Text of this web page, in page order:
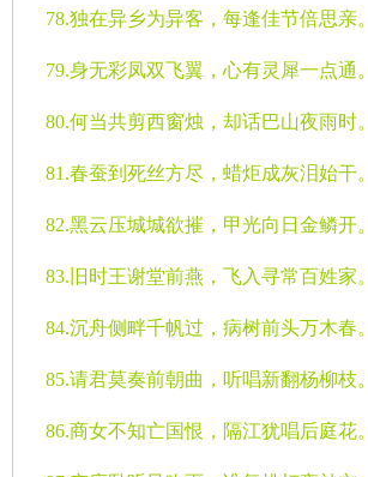
78.独在异乡为异客，每逢佳节倍思亲。
79.身无彩凤双飞翼，心有灵犀一点通。
80.何当共剪西窗烛，却话巴山夜雨时。
81.春蚕到死丝方尽，蜡炬成灰泪始干。
82.黑云压城城欲摧，甲光向日金鳞开。
83. 旧时王谢堂前燕，飞入寻常百姓家。
84.沉舟侧畔千帆过，病树前头万木春。
85.请君莫奏前朝曲，听唱新翻杨柳枝。
86.商女不知亡国恨，隔江犹唱后庭花。